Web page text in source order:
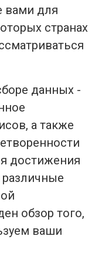
вами для
странах
данных -
а также
достижения
обзор того,
ваши